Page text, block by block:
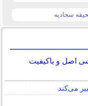
سجادیه
اصل و باکیفیت
می‌کند